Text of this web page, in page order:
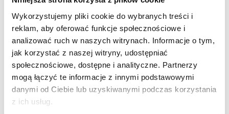
Wykorzystujemy pliki cookie do wybranych treści i
reklam, aby oferować funkcje społecznościowe i
analizować ruch w naszych witrynach. Informacje o tym,
jak korzystać z naszej witryny, udostępniać
społecznościowe, dostępne i analityczne. Partnerzy
mogą łączyć te informacje z innymi podstawowymi
danymi od Ciebie lub uzyskiwanymi podczas korzystania
z ich usług.
Zapytaj o szczegóły oferty
Imię i nazwisko: *